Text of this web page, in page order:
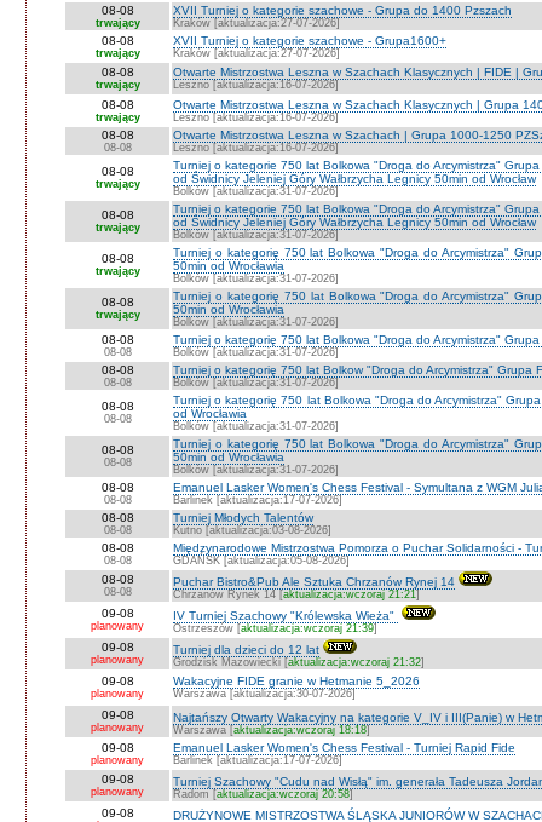
08-08
trwający
XVII Turniej o kategorie szachowe - Grupa do 1400 Pzszach
Kraków [aktualizacja:27-07-2026]
08-08
trwający
XVII Turniej o kategorie szachowe - Grupa1600+
Kraków [aktualizacja:27-07-2026]
08-08
trwający
Otwarte Mistrzostwa Leszna w Szachach Klasycznych | FIDE |
Leszno [aktualizacja:16-07-2026]
08-08
trwający
Otwarte Mistrzostwa Leszna w Szachach Klasycznych | Grupa
Leszno [aktualizacja:16-07-2026]
08-08
08-08
Otwarte Mistrzostwa Leszna w Szachach | Grupa 1000-1250
Leszno [aktualizacja:16-07-2026]
08-08
trwający
Turniej o kategorie 750 lat Bolkowa "Droga do Arcymistrza"
od Świdnicy Jeleniej Góry Wałbrzycha Legnicy 50min od Wrocław
Bolków [aktualizacja:31-07-2026]
08-08
trwający
Turniej o kategorie 750 lat Bolkowa "Droga do Arcymistrza"
od Świdnicy Jeleniej Góry Wałbrzycha Legnicy 50min od Wrocław
Bolków [aktualizacja:31-07-2026]
08-08
trwający
Turniej o kategorię 750 lat Bolkowa "Droga do Arcymistrza"
50min od Wrocławia
Bolków [aktualizacja:31-07-2026]
08-08
trwający
Turniej o kategorię 750 lat Bolkowa "Droga do Arcymistrza"
50min od Wrocławia
Bolków [aktualizacja:31-07-2026]
08-08
08-08
Turniej o kategorię 750 lat Bolkowa "Droga do Arcymistrza"
Bolków [aktualizacja:31-07-2026]
08-08
08-08
Turniej o kategorię 750 lat Bolkow "Droga do Arcymistrza" Grupa
Bolków [aktualizacja:31-07-2026]
08-08
08-08
Turniej o kategorię 750 lat Bolkowa "Droga do Arcymistrza"
od Wrocławia
Bolków [aktualizacja:31-07-2026]
08-08
08-08
Turniej o kategorię 750 lat Bolkowa "Droga do Arcymistrza"
50min od Wrocławia
Bolków [aktualizacja:31-07-2026]
08-08
08-08
Emanuel Lasker Women's Chess Festival - Symultana z WGM
Barlinek [aktualizacja:17-07-2026]
08-08
08-08
Turniej Młodych Talentów
Kutno [aktualizacja:03-08-2026]
08-08
08-08
Międzynarodowe Mistrzostwa Pomorza o Puchar Solidarności -
GDAŃSK [aktualizacja:05-08-2026]
08-08
08-08
Puchar Bistro&Pub Ale Sztuka Chrzanów Rynej 14
Chrzanów Rynek 14 [aktualizacja:wczoraj 21:21]
09-08
planowany
IV Turniej Szachowy "Królewska Wieża"
Ostrzeszów [aktualizacja:wczoraj 21:39]
09-08
planowany
Turniej dla dzieci do 12 lat
Grodzisk Mazowiecki [aktualizacja:wczoraj 21:32]
09-08
planowany
Wakacyjne FIDE granie w Hetmanie 5_2026
Warszawa [aktualizacja:30-07-2026]
09-08
planowany
Najtańszy Otwarty Wakacyjny na kategorie V_IV i III(Panie) w
Warszawa [aktualizacja:wczoraj 18:18]
09-08
planowany
Emanuel Lasker Women's Chess Festival - Turniej Rapid Fide
Barlinek [aktualizacja:17-07-2026]
09-08
planowany
Turniej Szachowy "Cudu nad Wisłą" im. generała Tadeusza
Radom [aktualizacja:wczoraj 20:58]
09-08 DRUŻYNOWE MISTRZOSTWA ŚLĄSKA JUNIORÓW W